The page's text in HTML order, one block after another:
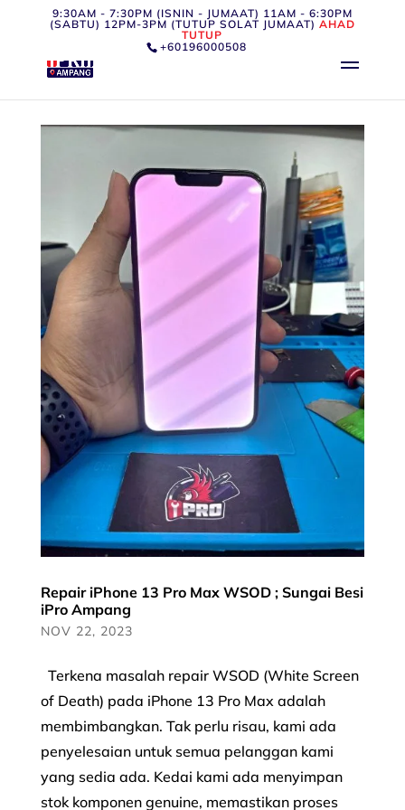
9:30AM - 7:30PM (ISNIN - JUMAAT) 11AM - 6:30PM
(SABTU) 12PM-3PM (TUTUP SOLAT JUMAAT) AHAD
TUTUP
+60196000508
Repair iPhone 13 Pro Max WSOD ; Sungai Besi
iPro Ampang
NOV 22, 2023
Terkena masalah repair WSOD (White Screen
of Death) pada iPhone 13 Pro Max adalah
membimbangkan. Tak perlu risau, kami ada
penyelesaian untuk semua pelanggan kami
yang sedia ada. Kedai kami ada menyimpan
stok komponen genuine, memastikan proses